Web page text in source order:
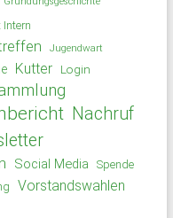
Intern
Jugendwart
Kutter Login
Nachruf
Social Media Spende
Vorstandswahlen